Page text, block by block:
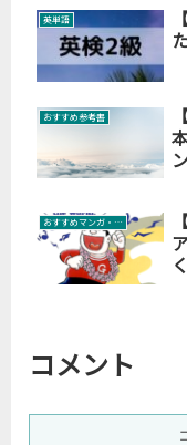
英単語
おすすめ参考書
おすすめマンガ・絵本
コメント